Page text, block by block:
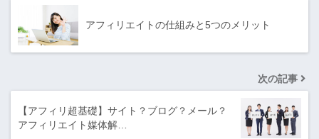
アフィリエイトの仕組みと5つのメリット
次の記事
【アフィリ超基礎】サイト？ブログ？メール？
アフィリエイト媒体解…